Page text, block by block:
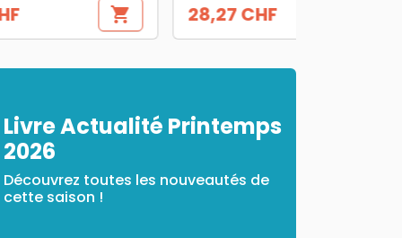
28,27 CHF shopping_cart
Livre Actualité Printemps
2026
Découvrez toutes les nouveautés de
cette saison !